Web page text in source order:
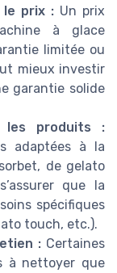
le prix : Un prix
à glace
limitée ou
mieux investir
garantie solide
les produits :
adaptées à la
de gelato
que la
spécifiques
touch, etc.).
:Certaines
à nettoyer que